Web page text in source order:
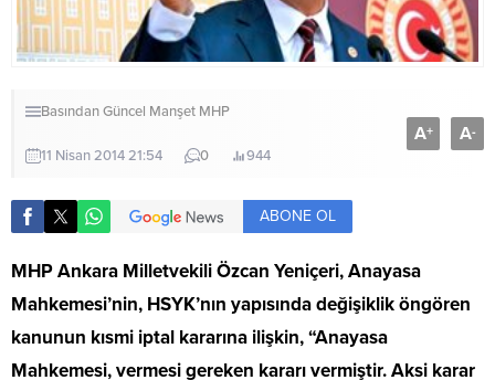
BasındanGüncel Manşet MHP
11 Nisan 2014 21:54 0 944
A+ A-
ABONE OL
MHP Ankara Milletvekili Özcan Yeniçeri, Anayasa
Mahkemesi’nin, HSYK’nın yapısında değişiklik öngören
kanunun kısmi iptal kararına ilişkin, “Anayasa
Mahkemesi, vermesi gereken kararı vermiştir. Aksi karar